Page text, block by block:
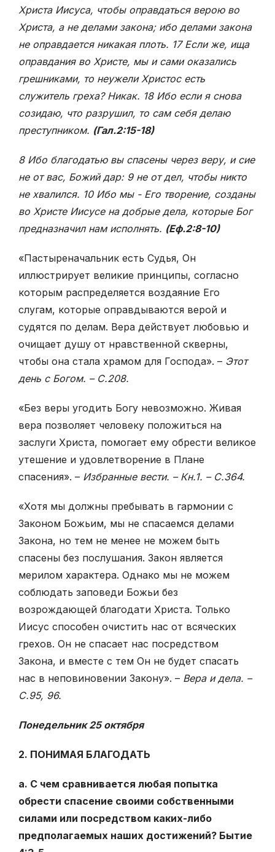
Христа Иисуса, чтобы оправдаться верою во
Христа, а не делами закона; ибо делами закона
не оправдается никакая плоть. 17 Если же, ища
оправдания во Христе, мы и сами оказались
грешниками, то неужели Христос есть
служитель греха? Никак. 18 Ибо если я снова
созидаю, что разрушил, то сам себя делаю
преступником. (Гал.2:15-18)
8 Ибо благодатью вы спасены через веру, и сие
не от вас, Божий дар: 9 не от дел, чтобы никто
не хвалился. 10 Ибо мы - Его творение, созданы
во Христе Иисусе на добрые дела, которые Бог
предназначил нам исполнять. (Еф.2:8-10)
«Пастыреначальник есть Судья, Он
иллюстрирует великие принципы, согласно
которым распределяется воздаяние Его
слугам, которые оправдываются верой и
судятся по делам. Вера действует любовью и
очищает душу от нравственной скверны,
чтобы она стала храмом для Господа». – Этот
день с Богом. – С.208.
«Без веры угодить Богу невозможно. Живая
вера позволяет человеку положиться на
заслуги Христа, помогает ему обрести великое
утешение и удовлетворение в Плане
спасения». – Избранные вести. – Кн.1. – С.364.
«Хотя мы должны пребывать в гармонии с
Законом Божьим, мы не спасаемся делами
Закона, но тем не менее не можем быть
спасены без послушания. Закон является
мерилом характера. Однако мы не можем
соблюдать заповеди Божьи без
возрождающей благодати Христа. Только
Иисус способен очистить нас от всяческих
грехов. Он не спасает нас посредством
Закона, и вместе с тем Он не будет спасать
нас в неповиновении Закону». – Вера и дела. –
С.95, 96.
Понедельник 25 октября
2. ПОНИМАЯ БЛАГОДАТЬ
а. С чем сравнивается любая попытка
обрести спасение своими собственными
силами или посредством каких-либо
предполагаемых наших достижений? Бытие